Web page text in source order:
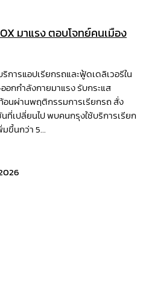
มาแรง ตอบโจทย์คนเมือง
ารแอปเรียกรถและฟู้ดเดลิเวอรีใน
อกกำลังกายมาแรง รับกระแส
อนผ่านพฤติกรรมการเรียกรถ สั่ง
ที่เปลี่ยนไป พบคนกรุงใช้บริการเรียก
ขึ้นกว่า 5...